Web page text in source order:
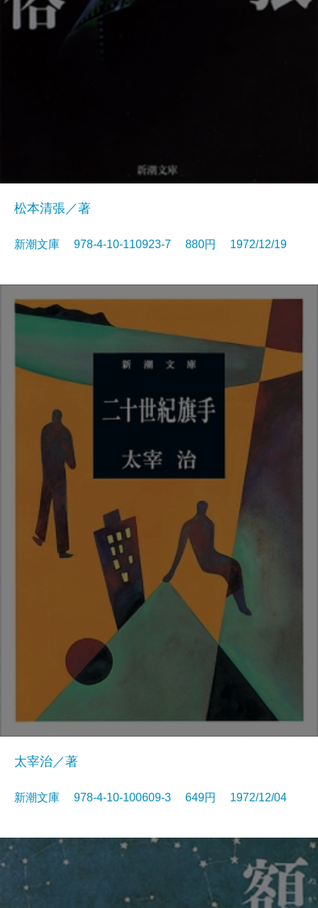
松本清張／著
新潮文庫 978-4-10-110923-7 880円 1972/12/19
太宰治／著
新潮文庫 978-4-10-100609-3 649円 1972/12/04